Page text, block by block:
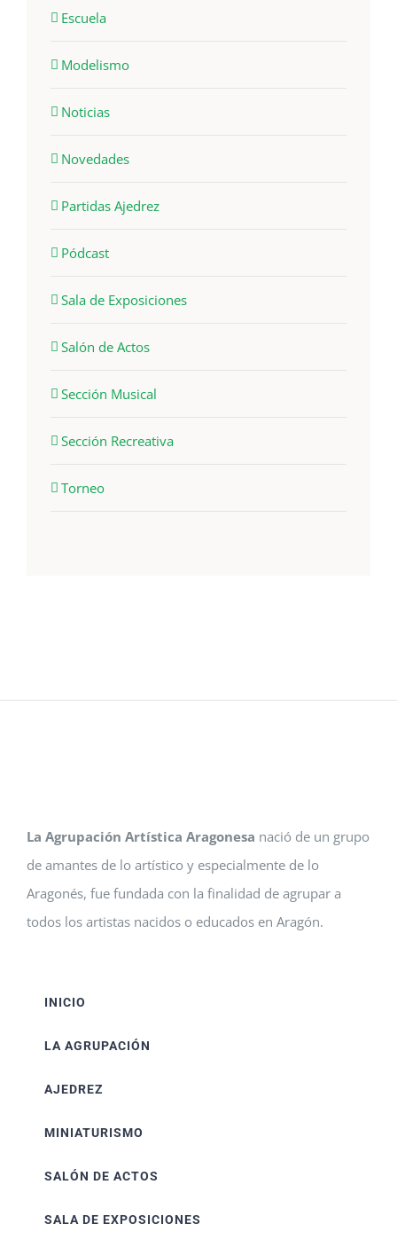
Escuela
Modelismo
Noticias
Novedades
Partidas Ajedrez
Pódcast
Sala de Exposiciones
Salón de Actos
Sección Musical
Sección Recreativa
Torneo
La Agrupación Artística Aragonesa nació de un grupo
de amantes de lo artístico y especialmente de lo
Aragonés, fue fundada con la finalidad de agrupar a
todos los artistas nacidos o educados en Aragón.
INICIO
LA AGRUPACIÓN
AJEDREZ
MINIATURISMO
SALÓN DE ACTOS
SALA DE EXPOSICIONES